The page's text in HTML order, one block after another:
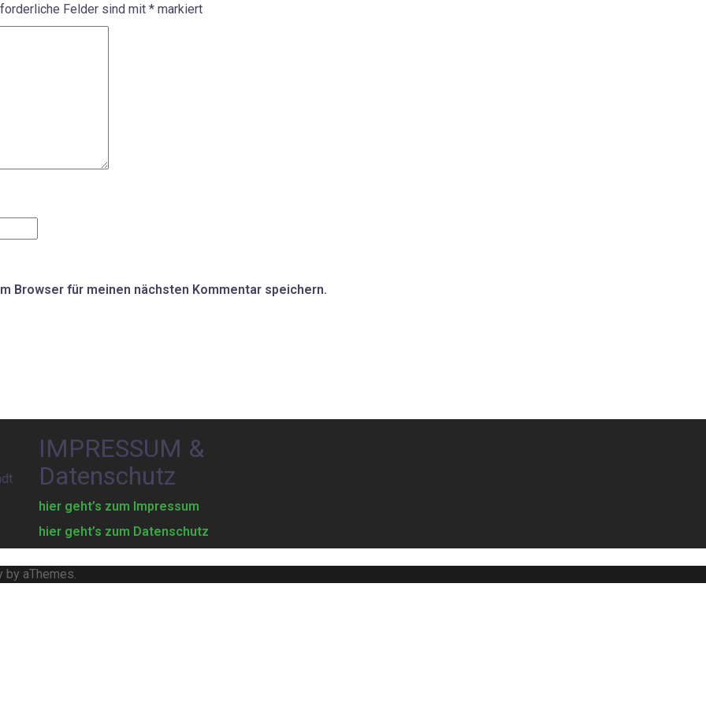
Felder sind mit * markiert
Browser für meinen nächsten Kommentar speichern.
IMPRESSUM &
Datenschutz
hier geht’s zum Impressum
hier geht’s zum Datenschutz
by aThemes.